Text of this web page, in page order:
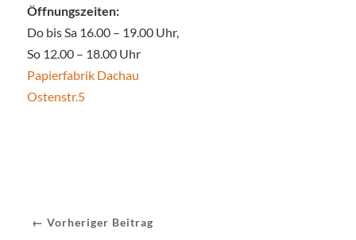
Öffnungszeiten:
Do bis Sa 16.00 – 19.00 Uhr,
So 12.00 – 18.00 Uhr
Papierfabrik Dachau
Ostenstr.5
← Vorheriger Beitrag